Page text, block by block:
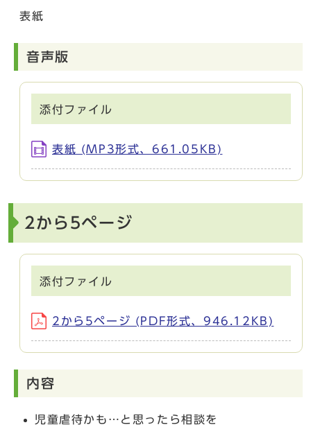
表紙
音声版
添付ファイル
表紙 (MP3形式、661.05KB)
2から5ページ
添付ファイル
2から5ページ (PDF形式、946.12KB)
内容
児童虐待かも…と思ったら相談を